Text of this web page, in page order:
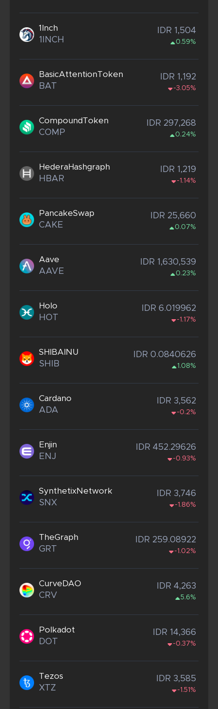
1Inch
1INCH
IDR 1,504
0.59%
BasicAttentionToken
BAT
IDR 1,192
-3.05%
CompoundToken
COMP
IDR 297,268
0.24%
HederaHashgraph
HBAR
IDR 1,219
-1.14%
PancakeSwap
CAKE
IDR 25,660
0.07%
Aave
AAVE
IDR 1,630,539
0.23%
Holo
HOT
IDR 6.019962
-1.17%
SHIBAINU
SHIB
IDR 0.0840626
1.08%
Cardano
ADA
IDR 3,562
-0.2%
Enjin
ENJ
IDR 452.29626
-0.93%
SynthetixNetwork
SNX
IDR 3,746
-1.86%
TheGraph
GRT
IDR 259.08922
-1.02%
CurveDAO
CRV
IDR 4,263
5.6%
Polkadot
DOT
IDR 14,366
-0.37%
Tezos
XTZ
IDR 3,585
-1.51%